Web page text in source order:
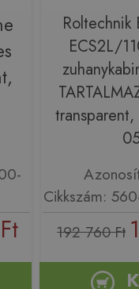
Roltechnik
ECS2L/
Cikkszám:
192 760 Ft